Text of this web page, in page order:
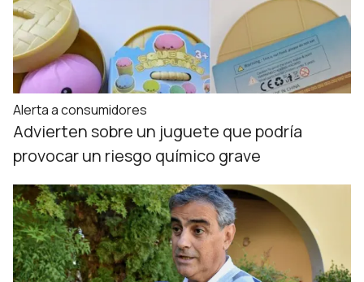
Alerta a consumidores
Advierten sobre un juguete que podría
provocar un riesgo químico grave